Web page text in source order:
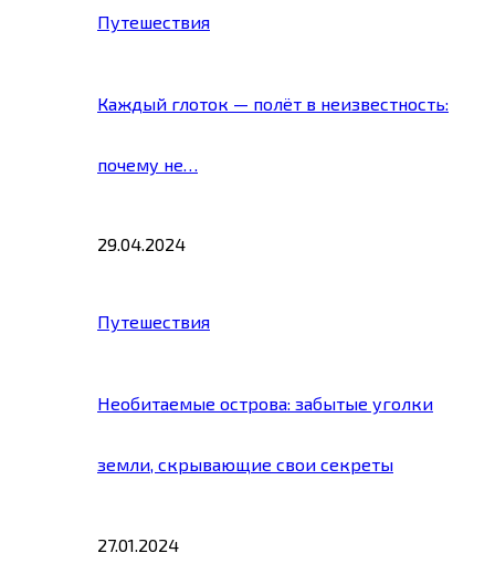
Путешествия
Каждый глоток — полёт в неизвестность:
почему не…
29.04.2024
Путешествия
Необитаемые острова: забытые уголки
земли, скрывающие свои секреты
27.01.2024